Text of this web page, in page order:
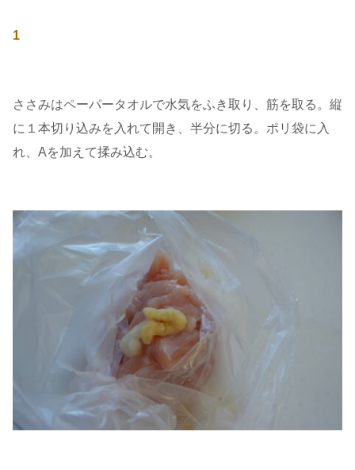
1
ささみはペーパータオルで水気をふき取り、筋を取る。縦
に１本切り込みを入れて開き、半分に切る。ポリ袋に入
れ、Aを加えて揉み込む。